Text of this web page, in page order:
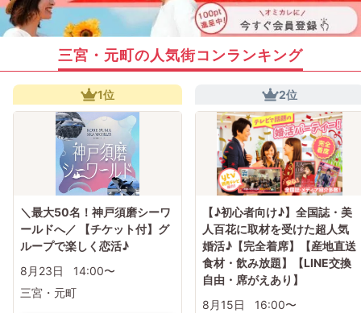
三宮・元町の人気街コンランキング
1位
＼最大50名！神戸須磨シーワ
ールドへ／ 【チケット付】グ
ループで楽しく恋活♪
8月23日
14:00〜
三宮・元町
2位
【♪初心者向け♪】全国誌・美
人百花に取材を受けた超人気
婚活♪【完全着席】【産地直送
食材・飲み放題】【LINE交換
自由・席がえあり】
8月15日
16:00〜